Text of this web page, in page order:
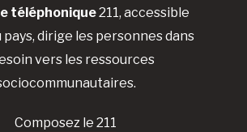
téléphonique211, accessible
dirige les personnes dans
vers les ressources
Composez le 211